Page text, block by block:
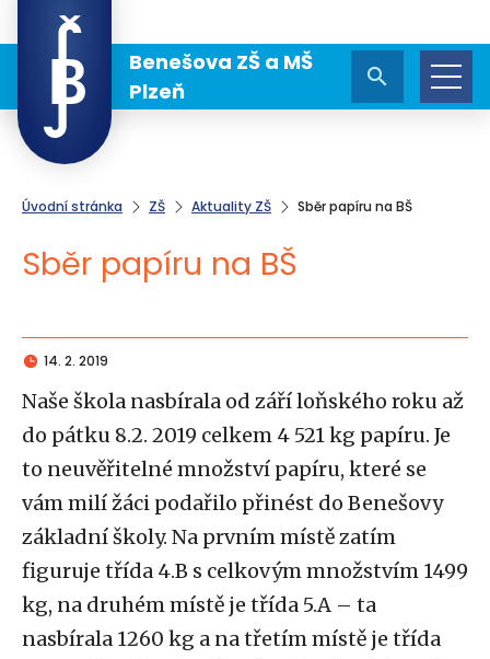
Benešova ZŠ a MŠ
Plzeň
Úvodní stránka ZŠ Aktuality ZŠ Sběr papíru na BŠ
Sběr papíru na BŠ
14. 2. 2019
Naše škola nasbírala od září loňského roku až
do pátku 8.2. 2019 celkem 4 521 kg papíru. Je
to neuvěřitelné množství papíru, které se
vám milí žáci podařilo přinést do Benešovy
základní školy. Na prvním místě zatím
figuruje třída 4.B s celkovým množstvím 1499
kg, na druhém místě je třída 5.A – ta
nasbírala 1260 kg a na třetím místě je třída